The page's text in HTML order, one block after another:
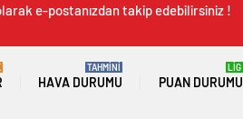
e-postanızdan takip edebilirsiniz !
HAVA DURUMU
TAHMİNİ
PUAN DURUMU
LİG